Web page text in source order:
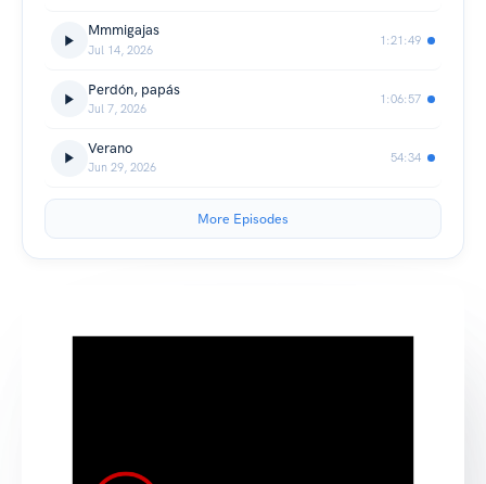
Mmmigajas
Jul 14, 2026
1:21:49
Perdón, papás
Jul 7, 2026
1:06:57
Verano
Jun 29, 2026
54:34
More Episodes